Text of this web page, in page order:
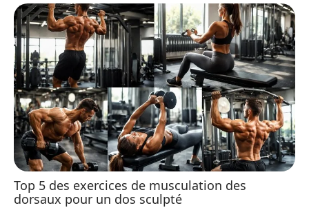
Top 5 des exercices de musculation des
dorsaux pour un dos sculpté